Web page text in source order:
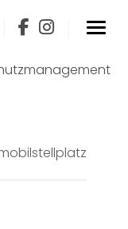
Sprache